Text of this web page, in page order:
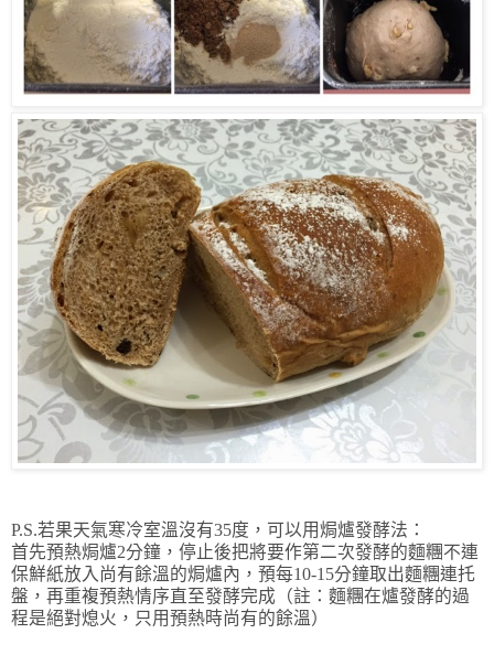
P.S.若果天氣寒冷室溫沒有35度，可以用焗爐發酵法：
首先預熱焗爐2分鐘，停止後把將要作第二次發酵的麵糰不連
保鮮紙放入尚有餘溫的焗爐內，預每10-15分鐘取出麵糰連托
盤，再重複預熱情序直至發酵完成（註：麵糰在爐發酵的過
程是絕對熄火，只用預熱時尚有的餘溫）